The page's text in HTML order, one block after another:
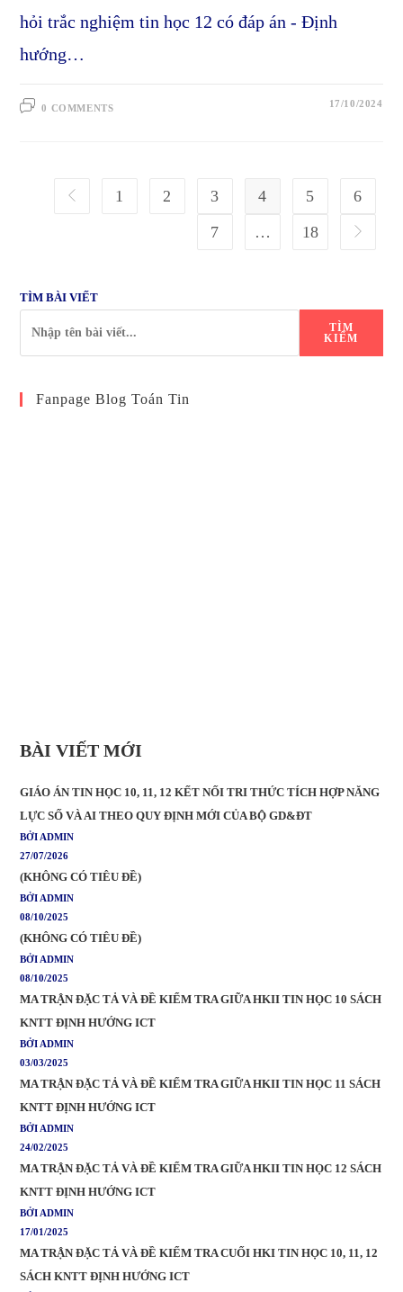
hỏi trắc nghiệm tin học 12 có đáp án - Định
hướng…
0 COMMENTS 17/10/2024
Go to the previous page
1 2 3 4 5
6
7
… 18 Go to
TÌM BÀI VIẾT
TÌM
KIẾM
Fanpage Blog Toán Tin
BÀI VIẾT MỚI
GIÁO ÁN TIN HỌC 10, 11, 12 KẾT NỐI TRI THỨC TÍCH HỢP NĂNG
LỰC SỐ VÀ AI THEO QUY ĐỊNH MỚI CỦA BỘ GD&ĐT
BỞI ADMIN
27/07/2026
(KHÔNG CÓ TIÊU ĐỀ)
BỞI ADMIN
08/10/2025
(KHÔNG CÓ TIÊU ĐỀ)
BỞI ADMIN
08/10/2025
MA TRẬN ĐẶC TẢ VÀ ĐỀ KIỂM TRA GIỮA HKII TIN HỌC 10 SÁCH
KNTT ĐỊNH HƯỚNG ICT
BỞI ADMIN
03/03/2025
MA TRẬN ĐẶC TẢ VÀ ĐỀ KIỂM TRA GIỮA HKII TIN HỌC 11 SÁCH
KNTT ĐỊNH HƯỚNG ICT
BỞI ADMIN
24/02/2025
MA TRẬN ĐẶC TẢ VÀ ĐỀ KIỂM TRA GIỮA HKII TIN HỌC 12 SÁCH
KNTT ĐỊNH HƯỚNG ICT
BỞI ADMIN
17/01/2025
MA TRẬN ĐẶC TẢ VÀ ĐỀ KIỂM TRA CUỐI HKI TIN HỌC 10, 11, 12
SÁCH KNTT ĐỊNH HƯỚNG ICT